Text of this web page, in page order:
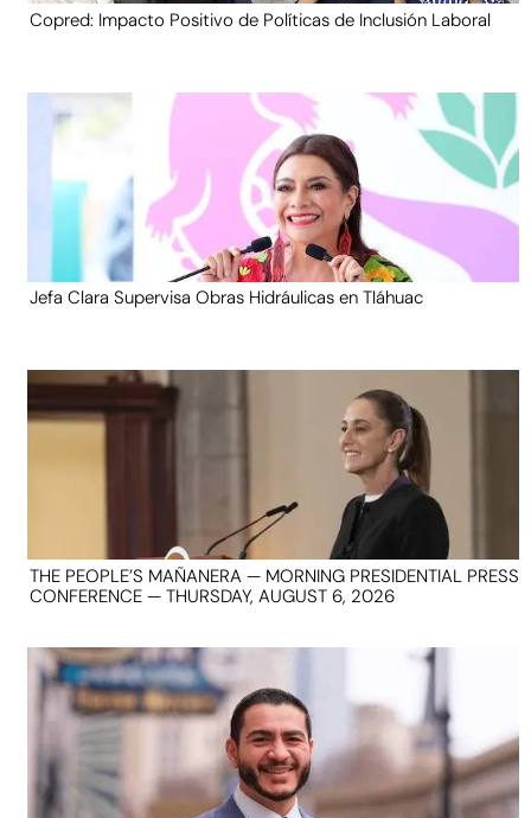
Copred: Impacto Positivo de Políticas de Inclusión Laboral
Jefa Clara Supervisa Obras Hidráulicas en Tláhuac
THE PEOPLE’S MAÑANERA — MORNING PRESIDENTIAL PRESS
CONFERENCE — THURSDAY, AUGUST 6, 2026